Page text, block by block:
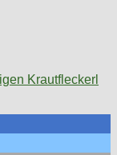
Krautfleckerl